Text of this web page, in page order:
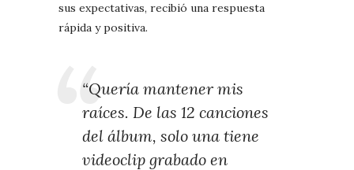
sus expectativas, recibió una respuesta
rápida y positiva.
“Quería mantener mis
raíces. De las 12 canciones
del álbum, solo una tiene
videoclip grabado en